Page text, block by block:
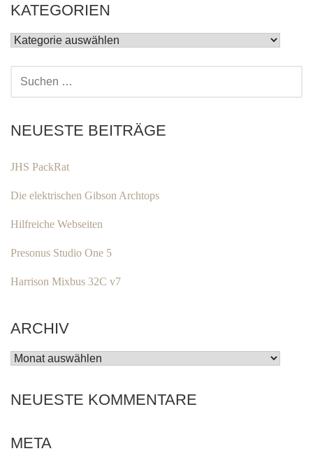
KATEGORIEN
KATEGORIEN
NEUESTE BEITRÄGE
JHS PackRat
Die elektrischen Gibson Archtops
Hilfreiche Webseiten
Presonus Studio One 5
Harrison Mixbus 32C v7
ARCHIV
ARCHIV
NEUESTE KOMMENTARE
META